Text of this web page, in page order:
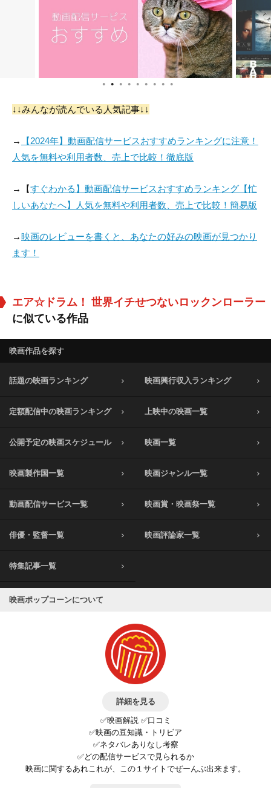
● ● ● ● ● ● ● ● ●
↓↓みんなが読んでいる人気記事↓↓
→
【2024年】動画配信サービスおすすめランキングに注意！
人気を無料や利用者数、売上で比較！徹底版
→【すぐわかる】動画配信サービスおすすめランキング【忙
しいあなたへ】人気を無料や利用者数、売上で比較！簡易版
→映画のレビューを書くと、あなたの好みの映画が見つかり
ます！
エア☆ドラム！ 世界イチせつないロックンローラー
に似ている作品
映画作品を探す
話題の映画ランキング 映画興行収入ランキング
定額配信中の映画ランキング 上映中の映画一覧
公開予定の映画スケジュール 映画一覧
映画製作国一覧 映画ジャンル一覧
動画配信サービス一覧 映画賞・映画祭一覧
俳優・監督一覧 映画評論家一覧
特集記事一覧
映画ポップコーンについて
詳細を見る
✅映画解説 ✅口コミ
✅映画の豆知識・トリビア
✅ネタバレありなし考察
✅どの配信サービスで見られるか
映画に関するあれこれが、この１サイトでぜーんぶ出来ます。